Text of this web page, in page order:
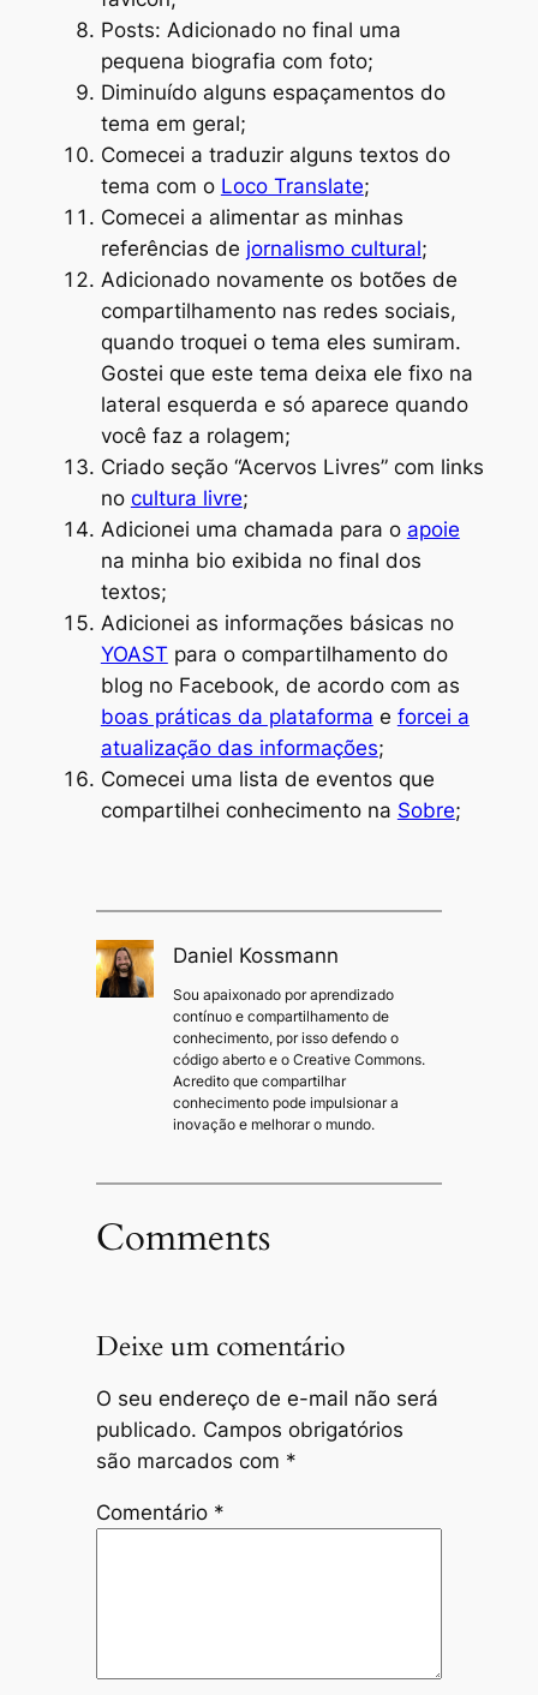
Posts: Adicionado no final uma
pequena biografia com foto;
Diminuído alguns espaçamentos do
tema em geral;
Comecei a traduzir alguns textos do
tema com o Loco Translate;
Comecei a alimentar as minhas
referências de jornalismo cultural;
Adicionado novamente os botões de
compartilhamento nas redes sociais,
quando troquei o tema eles sumiram.
Gostei que este tema deixa ele fixo na
lateral esquerda e só aparece quando
você faz a rolagem;
Criado seção “Acervos Livres” com links
no cultura livre;
Adicionei uma chamada para o apoie
na minha bio exibida no final dos
textos;
Adicionei as informações básicas no
YOAST para o compartilhamento do
blog no Facebook, de acordo com as
boas práticas da plataforma e forcei a
atualização das informações;
Comecei uma lista de eventos que
compartilhei conhecimento na Sobre;
Daniel Kossmann
Sou apaixonado por aprendizado
contínuo e compartilhamento de
conhecimento, por isso defendo o
código aberto e o Creative Commons.
Acredito que compartilhar
conhecimento pode impulsionar a
inovação e melhorar o mundo.
Comments
Deixe um comentário
O seu endereço de e-mail não será
publicado. Campos obrigatórios
são marcados com *
Comentário *